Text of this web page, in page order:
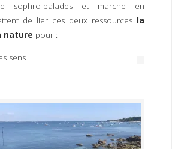
sophro-balades et marche en
de lier ces deux ressources
la
nature pour :
tous ses sens